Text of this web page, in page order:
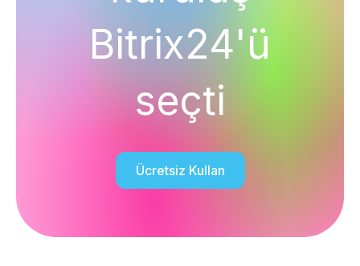
Bitrix24'ü
seçti
Ücretsiz Kullan